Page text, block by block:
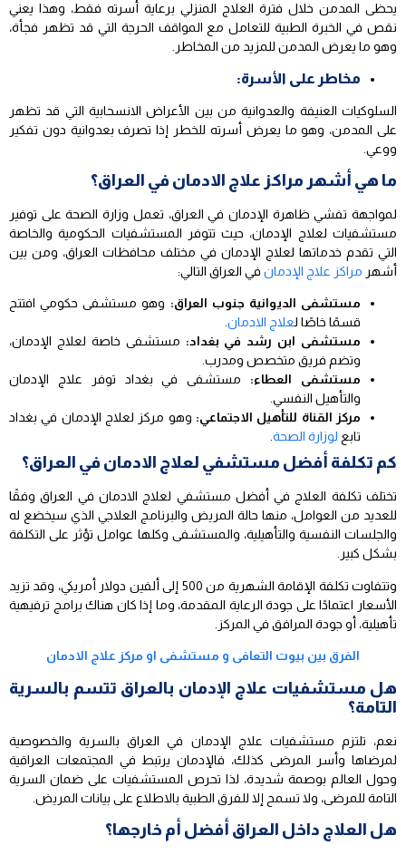
يحظى المدمن خلال فترة العلاج المنزلي برعاية أسرته فقط، وهذا يعني
نقص في الخبرة الطبية للتعامل مع المواقف الحرجة التي قد تظهر فجأة،
وهو ما يعرض المدمن للمزيد من المخاطر.
مخاطر على الأسرة:
السلوكيات العنيفة والعدوانية من بين الأعراض الانسحابية التي قد تظهر
على المدمن، وهو ما يعرض أسرته للخطر إذا تصرف بعدوانية دون تفكير
ووعي.
ما هي أشهر مراكز علاج الادمان في العراق؟
لمواجهة تفشي ظاهرة الإدمان في العراق، تعمل وزارة الصحة على توفير
مستشفيات لعلاج الإدمان، حيث تتوفر المستشفيات الحكومية والخاصة
التي تقدم خدماتها لعلاج الإدمان في مختلف محافظات العراق، ومن بين
أشهر مراكز علاج الإدمان في العراق التالي:
مستشفى الديوانية جنوب العراق: وهو مستشفى حكومي افتتح
قسمًا خاصًا لعلاج الادمان.
مستشفى ابن رشد في بغداد: مستشفى خاصة لعلاج الإدمان،
وتضم فريق متخصص ومدرب.
مستشفى العطاء: مستشفى في بغداد توفر علاج الإدمان
والتأهيل النفسي.
مركز القناة للتأهيل الاجتماعي: وهو مركز لعلاج الإدمان في بغداد
تابع لوزارة الصحة.
كم تكلفة أفضل مستشفي لعلاج الادمان في العراق؟
تختلف تكلفة العلاج في أفضل مستشفي لعلاج الادمان في العراق وفقًا
للعديد من العوامل، منها حالة المريض والبرنامج العلاجي الذي سيخضع له
والجلسات النفسية والتأهيلية، والمستشفى وكلها عوامل تؤثر على التكلفة
بشكل كبير.
وتتفاوت تكلفة الإقامة الشهرية من 500 إلى ألفين دولار أمريكي، وقد تزيد
الأسعار اعتمادًا على جودة الرعاية المقدمة، وما إذا كان هناك برامج ترفيهية
تأهيلية، أو جودة المرافق في المركز.
الفرق بين بيوت التعافى و مستشفى او مركز علاج الادمان
هل مستشفيات علاج الإدمان بالعراق تتسم بالسرية
التامة؟
نعم، تلتزم مستشفيات علاج الإدمان في العراق بالسرية والخصوصية
لمرضاها وأسر المرضى كذلك، فالإدمان يرتبط في المجتمعات العراقية
وحول العالم بوصمة شديدة، لذا تحرص المستشفيات على ضمان السرية
التامة للمرضى، ولا تسمح إلا للفرق الطبية بالاطلاع على بيانات المريض.
هل العلاج داخل العراق أفضل أم خارجها؟